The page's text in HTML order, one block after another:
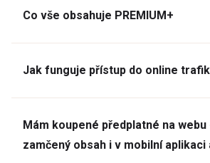
Co vše obsahuje PREMIUM+
Jak funguje přístup do online
Mám koupené předplatné na
zamčený obsah i v mobilní aplikaci